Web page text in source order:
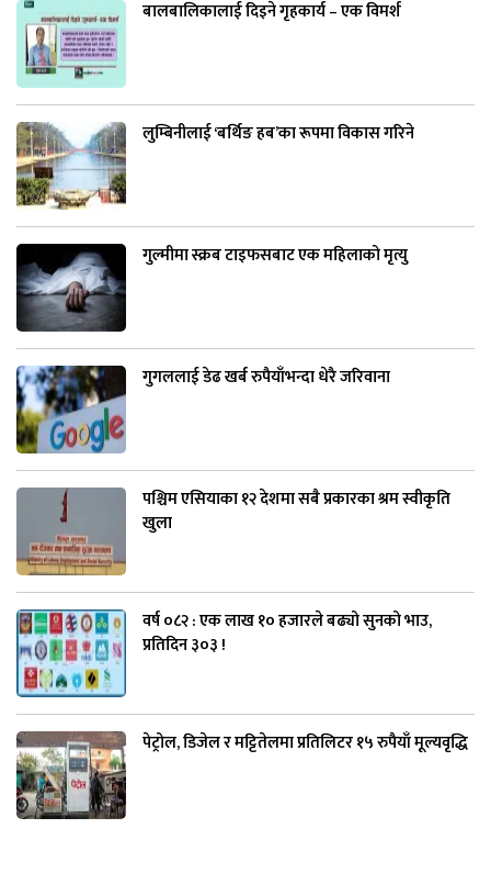
बालबालिकालाई दिइने गृहकार्य – एक विमर्श
लुम्बिनीलाई ‘बर्थिङ हब’का रूपमा विकास गरिने
गुल्मीमा स्क्रब टाइफसबाट एक महिलाको मृत्यु
गुगललाई डेढ खर्ब रुपैयाँभन्दा धेरै जरिवाना
पश्चिम एसियाका १२ देशमा सबै प्रकारका श्रम स्वीकृति
खुला
वर्ष ०८२ : एक लाख १० हजारले बढ्यो सुनको भाउ,
प्रतिदिन ३०३ !
पेट्रोल, डिजेल र मट्टितेलमा प्रतिलिटर १५ रुपैयाँ मूल्यवृद्धि